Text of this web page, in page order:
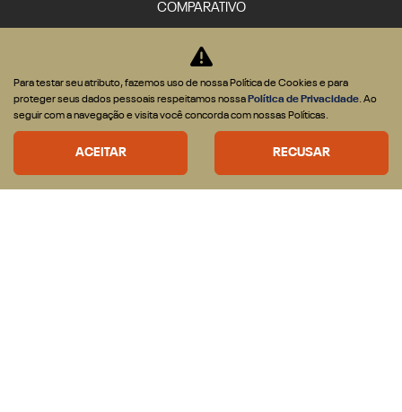
COMPARATIVO
Desenvolvido pela DEALERSPACE ® Direitos Reservados.
Desacelere. Seu bem maior é a vida.
Para testar seu atributo, fazemos uso de nossa Política de Cookies e para
proteger seus dados pessoais respeitamos nossa Política de Privacidade. Ao
seguir com a navegação e visita você concorda com nossas Políticas.
ACEITAR RECUSAR